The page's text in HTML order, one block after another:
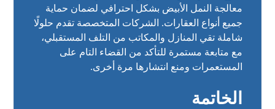
معالجة النمل الأبيض بشكل احترافي لضمان حماية
جميع أنواع العقارات. الشركات المتخصصة تقدم حلولًا
شاملة تقي المنازل والمكاتب من التلف المستقبلي،
مع متابعة مستمرة للتأكد من القضاء التام على
المستعمرات ومنع انتشارها مرة أخرى.
الخاتمة